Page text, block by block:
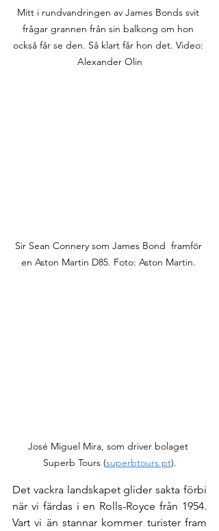
Mitt i rundvandringen av James Bonds svit
frågar grannen från sin balkong om hon
också får se den. Så klart får hon det. Video:
Alexander Olin
Sir Sean Connery som James Bond  framför
en Aston Martin D85. Foto: Aston Martin.
José Miguel Mira, som driver bolaget
Superb Tours (superbtours.pt).
Det vackra landskapet glider sakta förbi
när vi färdas i en Rolls-Royce från 1954.
Vart vi än stannar kommer turister fram